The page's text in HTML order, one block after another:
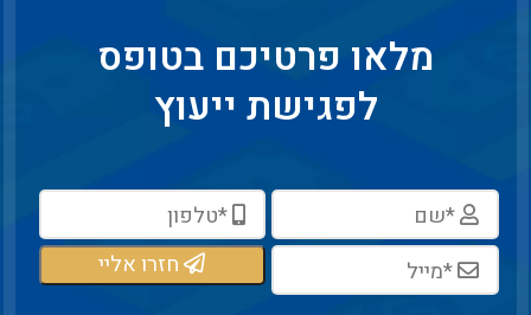
מלאו פרטיכם בטופס
לפגישת ייעוץ
חזרו אליי